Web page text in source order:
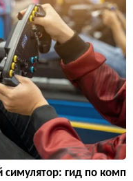
симулятор: гид по комп